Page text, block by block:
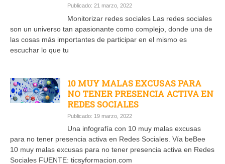
Publicado: 21 marzo, 2022
Monitorizar redes sociales Las redes sociales
son un universo tan apasionante como complejo, donde una de
las cosas más importantes de participar en el mismo es
escuchar lo que tu
10 MUY MALAS EXCUSAS PARA
NO TENER PRESENCIA ACTIVA EN
REDES SOCIALES
Publicado: 19 marzo, 2022
Una infografía con 10 muy malas excusas
para no tener presencia activa en Redes Sociales. Vía beBee
10 muy malas excusas para no tener presencia activa en Redes
Sociales FUENTE: ticsyformacion.com